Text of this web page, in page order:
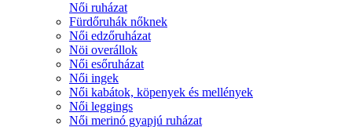
Női ruházat
Fürdőruhák nőknek
Női edzőruházat
Nöi overállok
Női esőruházat
Női ingek
Női kabátok, köpenyek és mellények
Női leggings
Női merinó gyapjú ruházat